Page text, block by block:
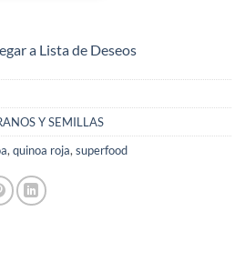
a Lista de Deseos
Y SEMILLAS
, quinoa roja, superfood